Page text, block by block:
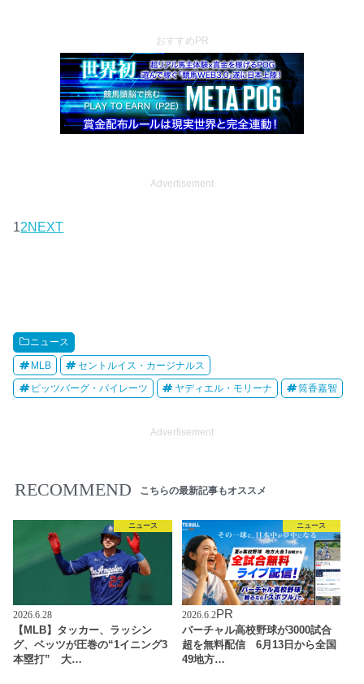
おすすめPR
Advertisement
12NEXT
ニュース
MLB セントルイス・カージナルス
ピッツバーグ・パイレーツ ヤディエル・モリーナ 筒香嘉智
Advertisement
RECOMMEND こちらの最新記事もオススメ
ニュース
2026.6.28
【MLB】タッカー、ラッシン
グ、ベッツが圧巻の“1イニング3
本塁打” 大…
ニュース
2026.6.2PR
バーチャル高校野球が3000試合
超を無料配信 6月13日から全国
49地方…